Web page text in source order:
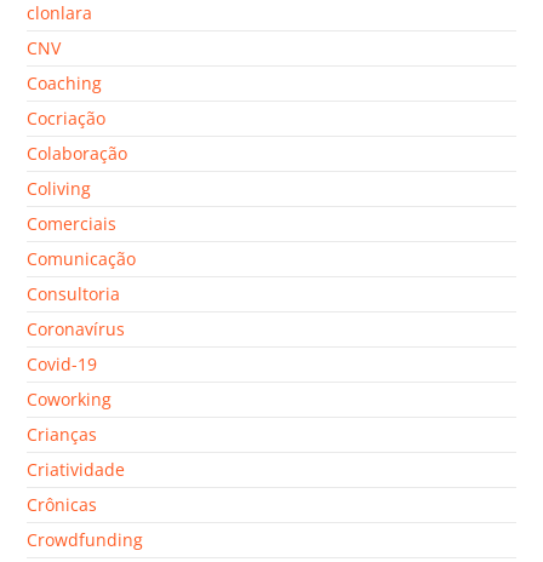
clonlara
CNV
Coaching
Cocriação
Colaboração
Coliving
Comerciais
Comunicação
Consultoria
Coronavírus
Covid-19
Coworking
Crianças
Criatividade
Crônicas
Crowdfunding